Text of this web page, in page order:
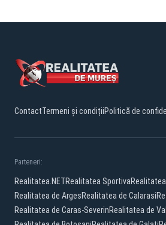
ContactTermeni și condițiiPolitică de
Parteneri:
Realitatea.NETRealitatea Sportiva
Realitatea de ArgesRealitatea de Calarasi
Realitatea de Caras-SeverinRealitatea de